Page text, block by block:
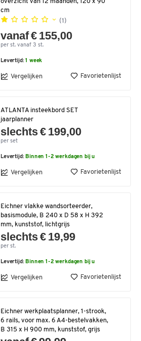
overzicht van 12 maanden, 120 x 90
cm
(1)
vanaf € 155,00
per st. vanaf 3 st.
Levertijd:1 week
Vergelijken Favorietenlijst
ATLANTA insteekbord SET
jaarplanner
slechts € 199,00
per set
Levertijd:Binnen 1-2 werkdagen bij u
Vergelijken Favorietenlijst
Eichner vlakke wandsorteerder,
basismodule, B 240 x D 58 x H 392
mm, kunststof, lichtgrijs
slechts € 19,99
per st.
Levertijd:Binnen 1-2 werkdagen bij u
Vergelijken Favorietenlijst
Eichner werkplaatsplanner, 1-strook,
6 rails, voor max. 6 A4-bestelvakken,
B 315 x H 900 mm, kunststof, grijs